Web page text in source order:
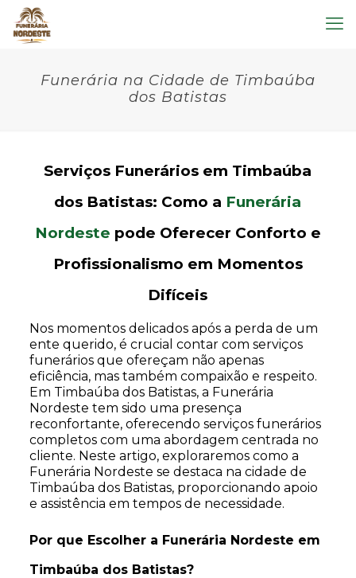
Funerária na Cidade de Timbaúba
dos Batistas
Serviços Funerários em Timbaúba
dos Batistas: Como a Funerária
Nordeste pode Oferecer Conforto e
Profissionalismo em Momentos
Difíceis
Nos momentos delicados após a perda de um
ente querido, é crucial contar com serviços
funerários que ofereçam não apenas
eficiência, mas também compaixão e respeito.
Em Timbaúba dos Batistas, a Funerária
Nordeste tem sido uma presença
reconfortante, oferecendo serviços funerários
completos com uma abordagem centrada no
cliente. Neste artigo, exploraremos como a
Funerária Nordeste se destaca na cidade de
Timbaúba dos Batistas, proporcionando apoio
e assistência em tempos de necessidade.
Por que Escolher a Funerária Nordeste em
Timbaúba dos Batistas?